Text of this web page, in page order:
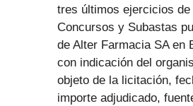
tres últimos ejercicios de
Concursos y Subastas
de Alter Farmacia SA en
con indicación del
objeto de la licitación,
importe adjudicado,